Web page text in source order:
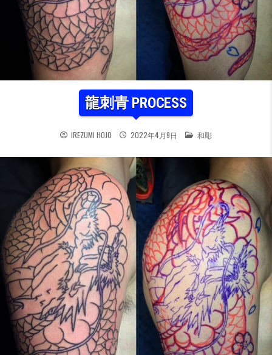
龍刺青 PROCESS
IREZUMI HOJO 2022年4月9日 POSTED IN
和彫